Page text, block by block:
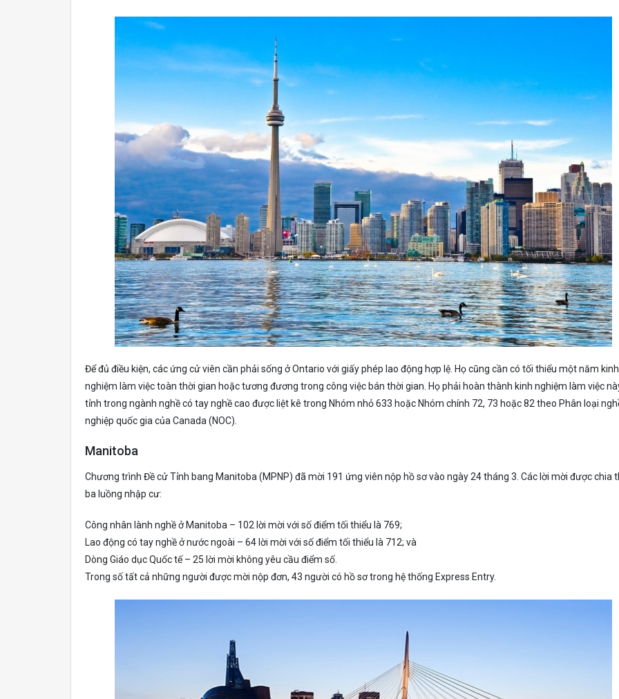
Để đủ điều kiện, các ứng cử viên cần phải sống ở Ontario với giấy phép lao động hợp lệ. Họ cũng cần có tối thiểu một năm kinh
nghiệm làm việc toàn thời gian hoặc tương đương trong công việc bán thời gian. Họ phải hoàn thành kinh nghiệm làm việc
tỉnh trong ngành nghề có tay nghề cao được liệt kê trong Nhóm nhỏ 633 hoặc Nhóm chính 72, 73 hoặc 82 theo Phân loại
nghiệp quốc gia của Canada (NOC).
Manitoba
Chương trình Đề cử Tỉnh bang Manitoba (MPNP) đã mời 191 ứng viên nộp hồ sơ vào ngày 24 tháng 3. Các lời mời được chia
ba luồng nhập cư:
Công nhân lành nghề ở Manitoba – 102 lời mời với số điểm tối thiểu là 769;
Lao động có tay nghề ở nước ngoài – 64 lời mời với số điểm tối thiểu là 712; và
Dòng Giáo dục Quốc tế – 25 lời mời không yêu cầu điểm số.
Trong số tất cả những người được mời nộp đơn, 43 người có hồ sơ trong hệ thống Express Entry.